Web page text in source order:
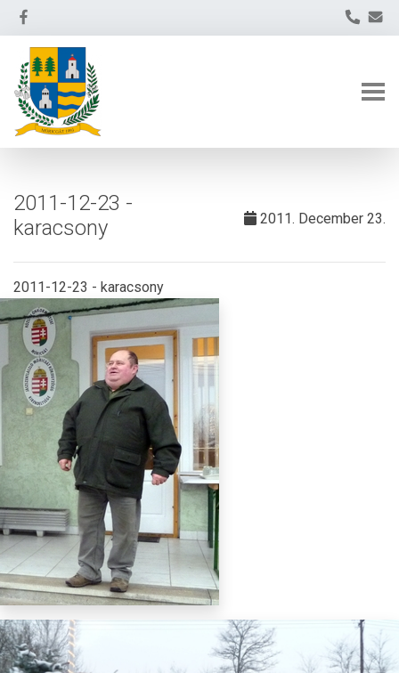
2011-12-23 -
karacsony
2011. December 23.
2011-12-23 - karacsony